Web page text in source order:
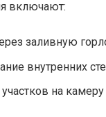
включают:
заливную
внутренних
на